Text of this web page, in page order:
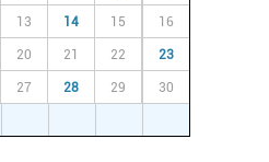
13 14 15 16
20 21 22 23
27 28 29 30